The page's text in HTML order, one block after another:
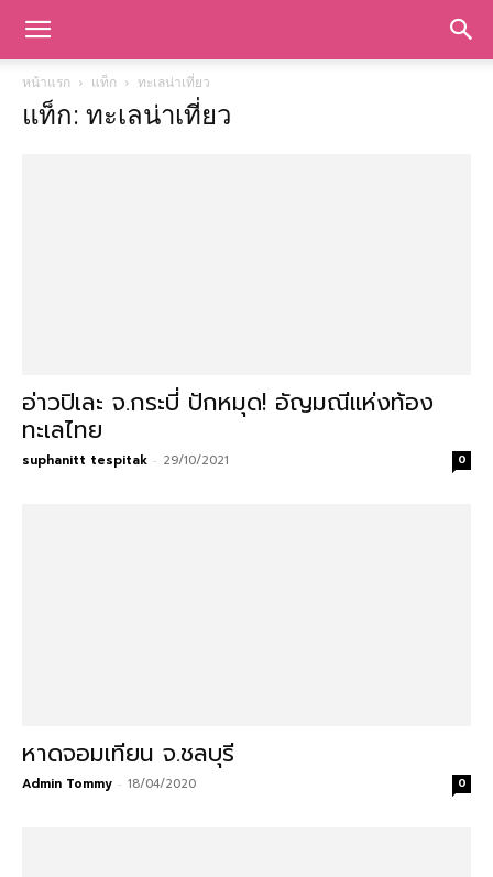
หน้าแรก แท็ก ทะเลน่าเที่ยว
แท็ก: ทะเลน่าเที่ยว
อ่าวปิเละ จ.กระบี่ ปักหมุด! อัญมณีแห่งท้อง
ทะเลไทย
suphanitt tespitak - 29/10/2021 0
หาดจอมเทียน จ.ชลบุรี
Admin Tommy - 18/04/2020 0